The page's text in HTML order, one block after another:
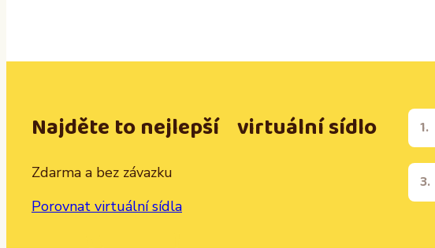
Najděte to nejlepší virtuální sídlo
Zdarma a bez závazku
Porovnat virtuální sídla